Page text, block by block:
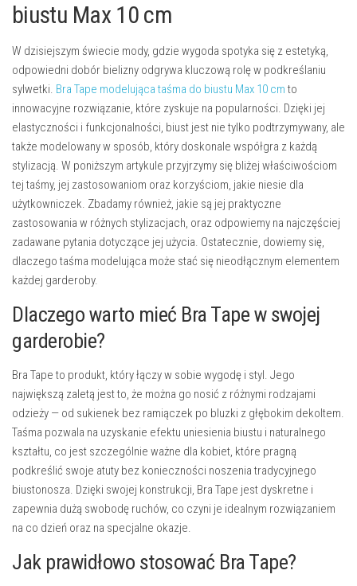
biustu Max 10 cm
W dzisiejszym świecie mody, gdzie wygoda spotyka się z estetyką,
odpowiedni dobór bielizny odgrywa kluczową rolę w podkreślaniu
sylwetki. Bra Tape modelująca taśma do biustu Max 10 cm to
innowacyjne rozwiązanie, które zyskuje na popularności. Dzięki jej
elastyczności i funkcjonalności, biust jest nie tylko podtrzymywany, ale
także modelowany w sposób, który doskonale współgra z każdą
stylizacją. W poniższym artykule przyjrzymy się bliżej właściwościom
tej taśmy, jej zastosowaniom oraz korzyściom, jakie niesie dla
użytkowniczek. Zbadamy również, jakie są jej praktyczne
zastosowania w różnych stylizacjach, oraz odpowiemy na najczęściej
zadawane pytania dotyczące jej użycia. Ostatecznie, dowiemy się,
dlaczego taśma modelująca może stać się nieodłącznym elementem
każdej garderoby.
Dlaczego warto mieć Bra Tape w swojej
garderobie?
Bra Tape to produkt, który łączy w sobie wygodę i styl. Jego
największą zaletą jest to, że można go nosić z różnymi rodzajami
odzieży — od sukienek bez ramiączek po bluzki z głębokim dekoltem.
Taśma pozwala na uzyskanie efektu uniesienia biustu i naturalnego
kształtu, co jest szczególnie ważne dla kobiet, które pragną
podkreślić swoje atuty bez konieczności noszenia tradycyjnego
biustonosza. Dzięki swojej konstrukcji, Bra Tape jest dyskretne i
zapewnia dużą swobodę ruchów, co czyni je idealnym rozwiązaniem
na co dzień oraz na specjalne okazje.
Jak prawidłowo stosować Bra Tape?